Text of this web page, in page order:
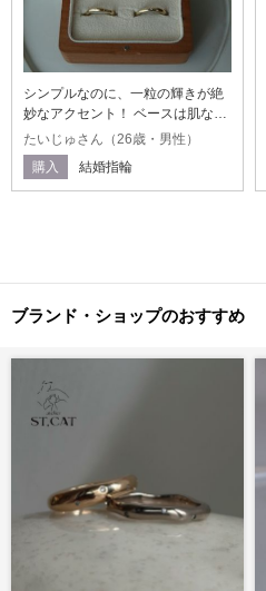
シンプルなのに、一粒の輝きが絶
妙なアクセント！ ベースは肌なじ
みの良いゴールドの甲丸（丸みの
ある）リングで、シンプルだから
こそ飽きがこないデザイン。そこ
にちょこんとあしらわれた一粒の
たいじゅさん（26歳・男性）
購入
結婚指輪
ブランド・ショップのおすすめ